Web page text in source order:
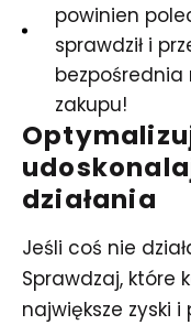
powinien
sprawdził i
zakupu!
działania
Jeśli coś nie
Sprawdzaj, które
największe zyski